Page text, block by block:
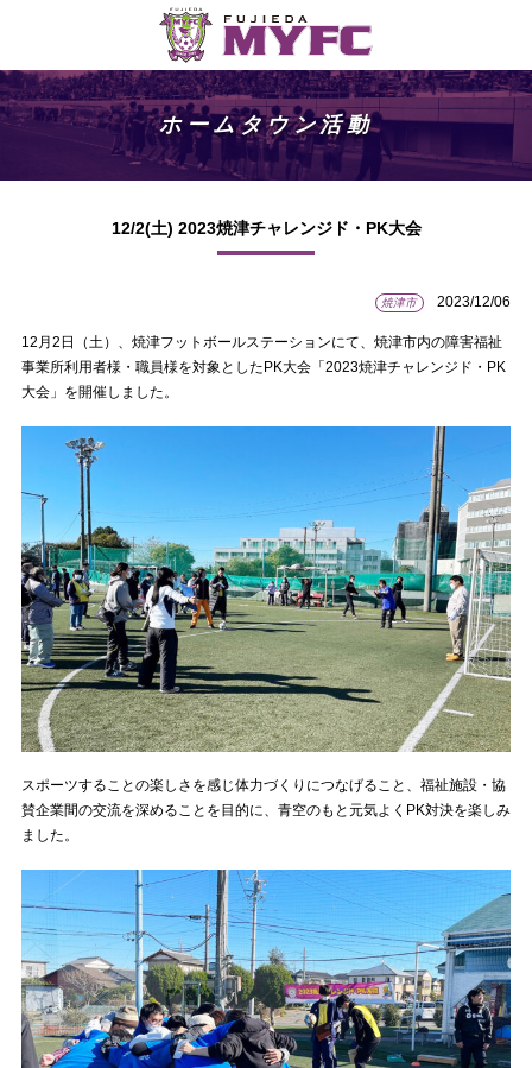
ホームタウン活動
12/2(土) 2023焼津チャレンジド・PK大会
焼津市 2023/12/06
12月2日（土）、焼津フットボールステーションにて、焼津市内の障害福祉
事業所利用者様・職員様を対象としたPK大会「2023焼津チャレンジド・PK
大会」を開催しました。
スポーツすることの楽しさを感じ体力づくりにつなげること、福祉施設・協
賛企業間の交流を深めることを目的に、青空のもと元気よくPK対決を楽しみ
ました。